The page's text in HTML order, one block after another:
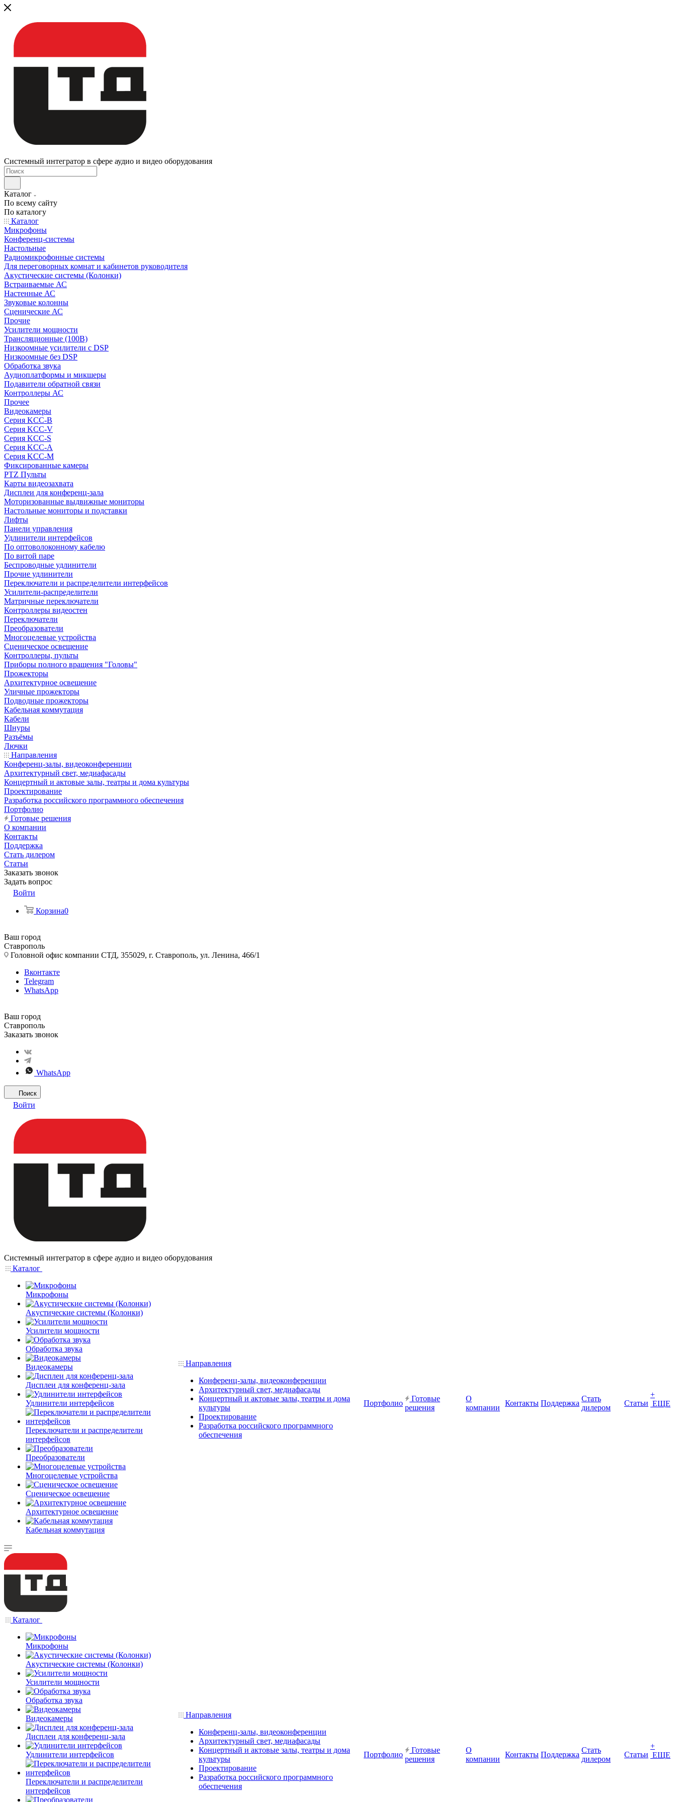
Системный интегратор в сфере аудио и видео оборудования
Каталог
По всему сайту
По каталогу
Каталог
Микрофоны
Конференц-системы
Настольные
Радиомикрофонные системы
Для переговорных комнат и кабинетов руководителя
Акустические системы (Колонки)
Встраиваемые АС
Настенные АС
Звуковые колонны
Сценические АС
Прочие
Усилители мощности
Трансляционные (100В)
Низкоомные усилители с DSP
Низкоомные без DSP
Обработка звука
Аудиоплатформы и микшеры
Подавители обратной связи
Контроллеры АС
Прочее
Видеокамеры
Серия KCC-B
Серия KCC-V
Серия KCC-S
Серия KCC-A
Серия KCC-M
Фиксированные камеры
PTZ Пульты
Карты видеозахвата
Дисплеи для конференц-зала
Моторизованные выдвижные мониторы
Настольные мониторы и подставки
Лифты
Панели управления
Удлинители интерфейсов
По оптоволоконному кабелю
По витой паре
Беспроводные удлинители
Прочие удлинители
Переключатели и распределители интерфейсов
Усилители-распределители
Матричные переключатели
Контроллеры видеостен
Переключатели
Преобразователи
Многоцелевые устройства
Сценическое освещение
Контроллеры, пульты
Приборы полного вращения "Головы"
Прожекторы
Архитектурное освещение
Уличные прожекторы
Подводные прожекторы
Кабельная коммутация
Кабели
Шнуры
Разъёмы
Лючки
Направления
Конференц-залы, видеоконференции
Архитектурный свет, медиафасады
Концертный и актовые залы, театры и дома культуры
Проектирование
Разработка российского программного обеспечения
Портфолио
Готовые решения
О компании
Контакты
Поддержка
Стать дилером
Статьи
Заказать звонок
Задать вопрос
Войти
Корзина0
Ваш город
Ставрополь
Головной офис компании СТД, 355029, г. Ставрополь, ул. Ленина, 466/1
Вконтакте
Telegram
WhatsApp
Ваш город
Ставрополь
Заказать звонок
WhatsApp
Поиск
Войти
Системный интегратор в сфере аудио и видео оборудования
Каталог
Микрофоны
Акустические системы (Колонки)
Усилители мощности
Обработка звука
Видеокамеры
Дисплеи для конференц-зала
Удлинители интерфейсов
Переключатели и распределители
интерфейсов
Преобразователи
Многоцелевые устройства
Сценическое освещение
Архитектурное освещение
Кабельная коммутация
Направления
Конференц-залы, видеоконференции
Архитектурный свет, медиафасады
Концертный и актовые залы, театры и дома
культуры
Проектирование
Разработка российского программного
обеспечения
Портфолио
Готовые
решения
О
компании
Контакты Поддержка
Стать
дилером
Статьи
+
ЕЩЕ
Каталог
Микрофоны
Акустические системы (Колонки)
Усилители мощности
Обработка звука
Видеокамеры
Дисплеи для конференц-зала
Удлинители интерфейсов
Переключатели и распределители
интерфейсов
Направления
Конференц-залы, видеоконференции
Архитектурный свет, медиафасады
Концертный и актовые залы, театры и дома
культуры
Проектирование
Разработка российского программного
обеспечения
Портфолио
Готовые
решения
О
компании
Контакты Поддержка
Стать
дилером
Статьи
+
ЕЩЕ